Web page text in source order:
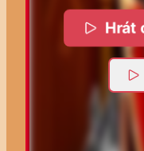
Hrát